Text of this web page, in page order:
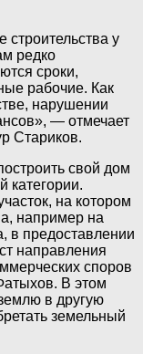
строительства у
редко
сроки,
рабочие. Как
нарушении
— отмечает
Стариков.
свой дом
категории.
на котором
например на
в предоставлении
направления
споров
В этом
в другую
земельный